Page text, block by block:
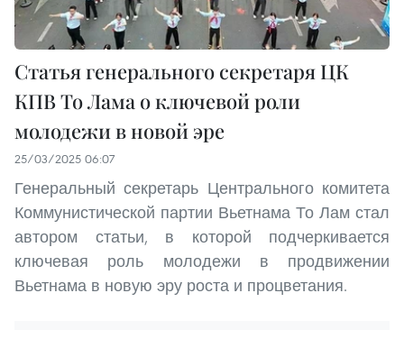
Статья генерального секретаря ЦК
КПВ То Лама о ключевой роли
молодежи в новой эре
25/03/2025 06:07
Генеральный секретарь Центрального комитета
Коммунистической партии Вьетнама То Лам стал
автором статьи, в которой подчеркивается
ключевая роль молодежи в продвижении
Вьетнама в новую эру роста и процветания.